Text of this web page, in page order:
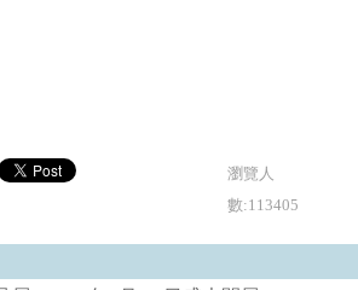
瀏覽人
數:113405